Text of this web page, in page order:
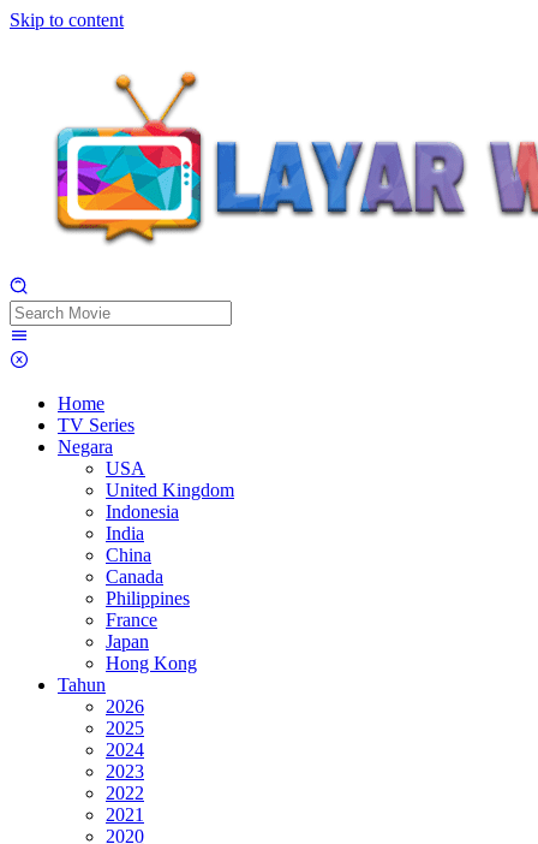
Skip to content
Home
TV Series
Negara
USA
United Kingdom
Indonesia
India
China
Canada
Philippines
France
Japan
Hong Kong
Tahun
2026
2025
2024
2023
2022
2021
2020